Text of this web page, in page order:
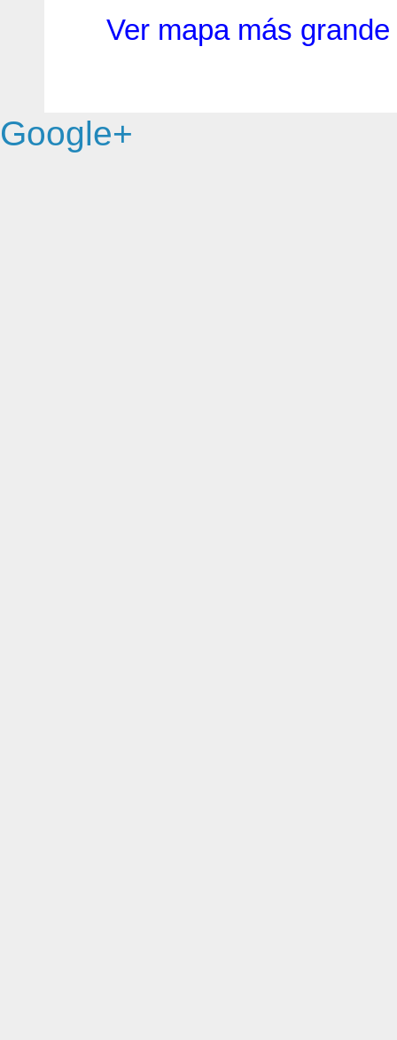
Ver mapa más grande
Google+